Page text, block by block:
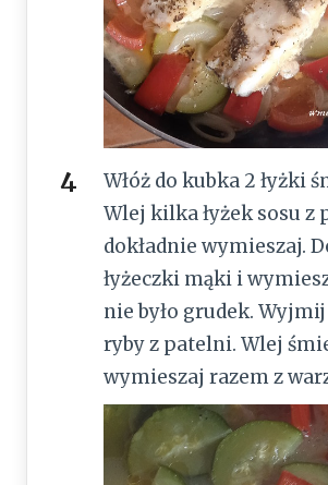
Włóż do kubka 2 łyżki
Wlej kilka łyżek sosu z
dokładnie wymieszaj.
łyżeczki mąki i
nie było grudek.
ryby z patelni. Wlej
wymieszaj razem z